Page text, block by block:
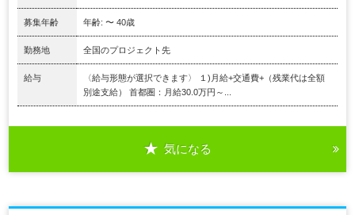
募集年齢 年齢: 〜 40歳
勤務地 全国のプロジェクト先
給与
〈給与形態が選択できます〉 １)月給+交通費+（残業代は全額
別途支給） 首都圏：月給30.0万円～...
気になる